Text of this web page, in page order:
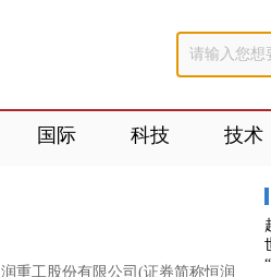
国际 科技 技术
重工股份有限公司(证券简称恒润